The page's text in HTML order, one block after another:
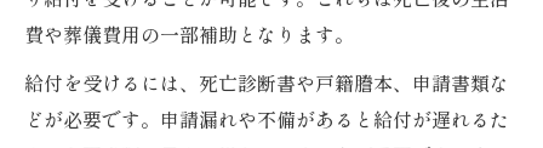
費や葬儀費用の一部補助となります。
給付を受けるには、死亡診断書や戸籍謄本、申請書類な
どが必要です。申請漏れや不備があると給付が遅れるた